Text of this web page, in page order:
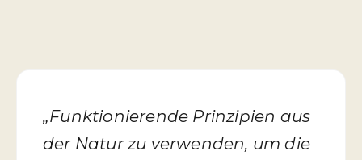
„Funktionierende Prinzipien aus
der Natur zu verwenden, um die